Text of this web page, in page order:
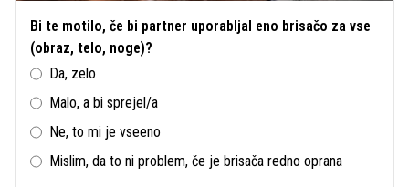
Bi te motilo, če bi partner uporabljal eno brisačo za vse
(obraz, telo, noge)?
Da, zelo
Malo, a bi sprejel/a
Ne, to mi je vseeno
Mislim, da to ni problem, če je brisača redno oprana